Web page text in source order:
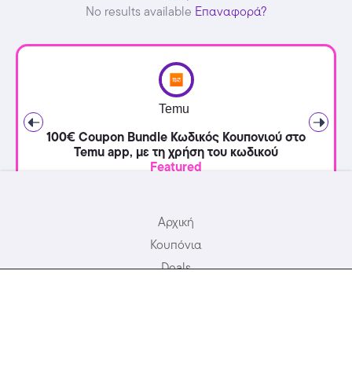
Temu
100€ Coupon Bundle Κωδικός Κουπονιού στο
Temu app, με τη χρήση του κωδικού
Featured
No results available Επαναφορά?
Αρχική
Κουπόνια
Deals